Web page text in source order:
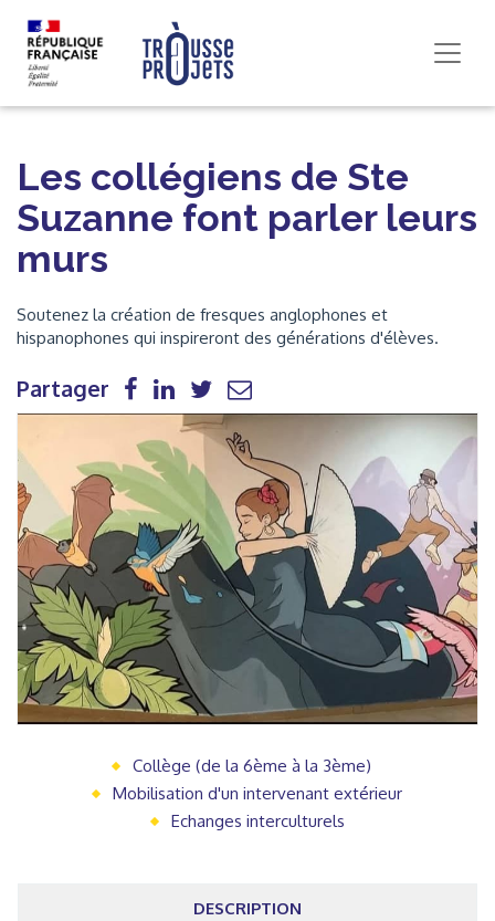
Les collégiens de Ste
Suzanne font parler leurs
murs
Soutenez la création de fresques anglophones et
hispanophones qui inspireront des générations d'élèves.
Partager
Collège (de la 6ème à la 3ème)
Mobilisation d'un intervenant extérieur
Echanges interculturels
DESCRIPTION